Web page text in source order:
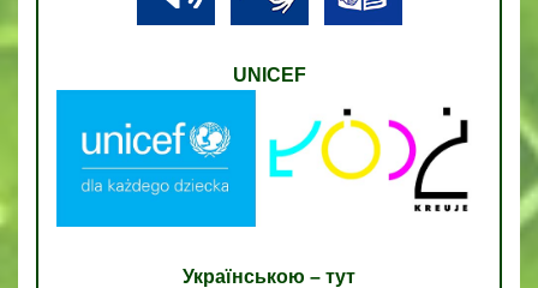
UNICEF
Українською – тут